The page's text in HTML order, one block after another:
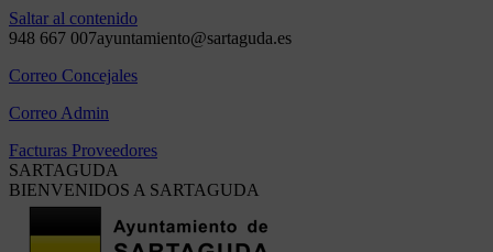
Saltar al contenido
948 667 007ayuntamiento@sartaguda.es
Correo Concejales
Correo Admin
Facturas Proveedores
SARTAGUDA
BIENVENIDOS A SARTAGUDA